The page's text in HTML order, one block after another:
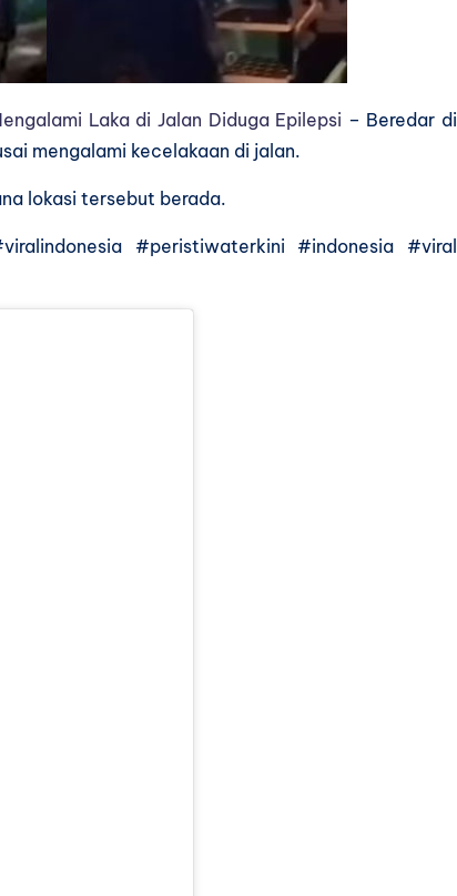
Laka di Jalan Diduga Epilepsi – Beredar di
mengalami kecelakaan di jalan.
lokasi tersebut berada.
#peristiwaterkini #indonesia #viral